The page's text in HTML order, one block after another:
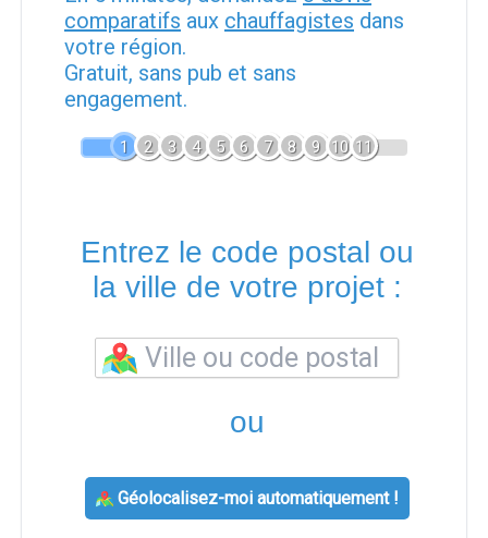
comparatifs aux chauffagistes dans
votre région.
Gratuit, sans pub et sans
engagement.
1 2 3 4 5 6 7 8 9 10 11
Entrez le code postal ou
la ville de votre projet :
ou
Géolocalisez-moi automatiquement !